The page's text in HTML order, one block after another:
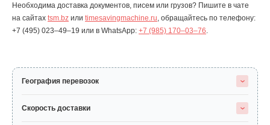
Необходима доставка документов, писем или грузов? Пишите в чате
на сайтах tsm.bz или timesavingmachine.ru, обращайтесь по телефону:
+7 (495) 023–49–19 или в WhatsApp: +7 (985) 170–03–76.
География перевозок
Скорость доставки